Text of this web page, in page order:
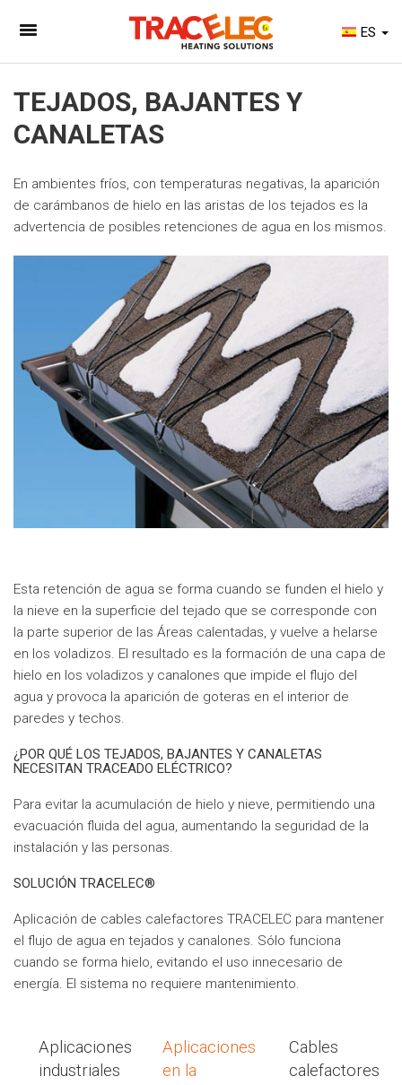
ES
TEJADOS, BAJANTES Y
CANALETAS
En ambientes fríos, con temperaturas negativas, la aparición
de carámbanos de hielo en las aristas de los tejados es la
advertencia de posibles retenciones de agua en los mismos.
Esta retención de agua se forma cuando se funden el hielo y
la nieve en la superficie del tejado que se corresponde con
la parte superior de las Áreas calentadas, y vuelve a helarse
en los voladizos. El resultado es la formación de una capa de
hielo en los voladizos y canalones que impide el flujo del
agua y provoca la aparición de goteras en el interior de
paredes y techos.
¿POR QUÉ LOS TEJADOS, BAJANTES Y CANALETAS
NECESITAN TRACEADO ELÉCTRICO?
Para evitar la acumulación de hielo y nieve, permitiendo una
evacuación fluida del agua, aumentando la seguridad de la
instalación y las personas.
SOLUCIÓN TRACELEC®
Aplicación de cables calefactores TRACELEC para mantener
el flujo de agua en tejados y canalones. Sólo funciona
cuando se forma hielo, evitando el uso innecesario de
energía. El sistema no requiere mantenimiento.
Aplicaciones
industriales
Aplicaciones
en la
Cables
calefactores